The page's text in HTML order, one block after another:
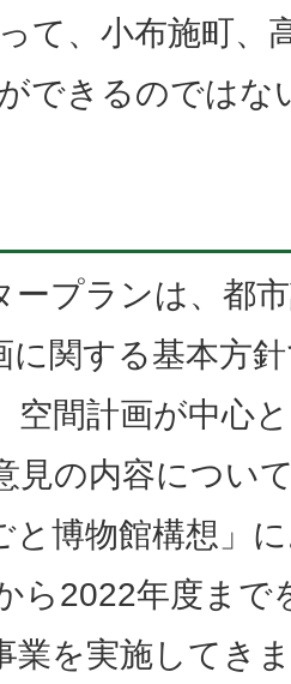
て、小布施町、
できるのではな
ープランは、都
に関する基本方
空間計画が中心
見の内容につい
と博物館構想」
ら2022年度まで
業を実施してき